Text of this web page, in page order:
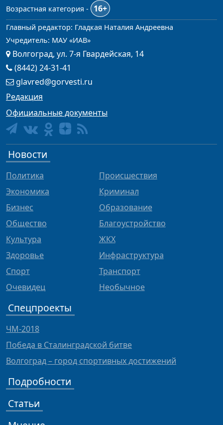
Возрастная категория -
16+
Главный редактор: Гладкая Наталия Андреевна
Учредитель: МАУ «ИАВ»
Волгоград, ул. 7-я Гвардейская, 14
(8442) 24-31-41
glavred@gorvesti.ru
Редакция
Официальные документы
Новости
Политика
Экономика
Бизнес
Общество
Культура
Здоровье
Спорт
Очевидец
Происшествия
Криминал
Образование
Благоустройство
ЖКХ
Инфраструктура
Транспорт
Необычное
Спецпроекты
ЧМ-2018
Победа в Сталинградской битве
Волгоград – город спортивных достижений
Подробности
Статьи